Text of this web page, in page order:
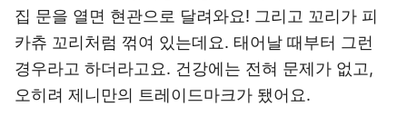
집 문을 열면 현관으로 달려와요! 그리고 꼬리가 피
카츄 꼬리처럼 꺾여 있는데요. 태어날 때부터 그런
경우라고 하더라고요. 건강에는 전혀 문제가 없고,
오히려 제니만의 트레이드마크가 됐어요.